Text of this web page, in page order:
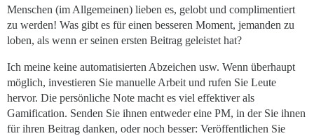
Menschen (im Allgemeinen) lieben es, gelobt und complimentiert
zu werden! Was gibt es für einen besseren Moment, jemanden zu
loben, als wenn er seinen ersten Beitrag geleistet hat?
Ich meine keine automatisierten Abzeichen usw. Wenn überhaupt
möglich, investieren Sie manuelle Arbeit und rufen Sie Leute
hervor. Die persönliche Note macht es viel effektiver als
Gamification. Senden Sie ihnen entweder eine PM, in der Sie ihnen
für ihren Beitrag danken, oder noch besser: Veröffentlichen Sie